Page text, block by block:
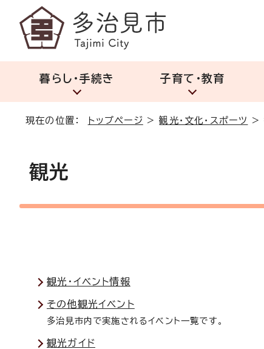
暮らし・手続き 子育て・教育
現在の位置： トップページ >観光・文化・スポーツ >
観光
観光・イベント情報
その他観光イベント
多治見市内で実施されるイベント一覧です。
観光ガイド